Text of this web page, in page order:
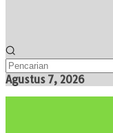
Agustus 7, 2026